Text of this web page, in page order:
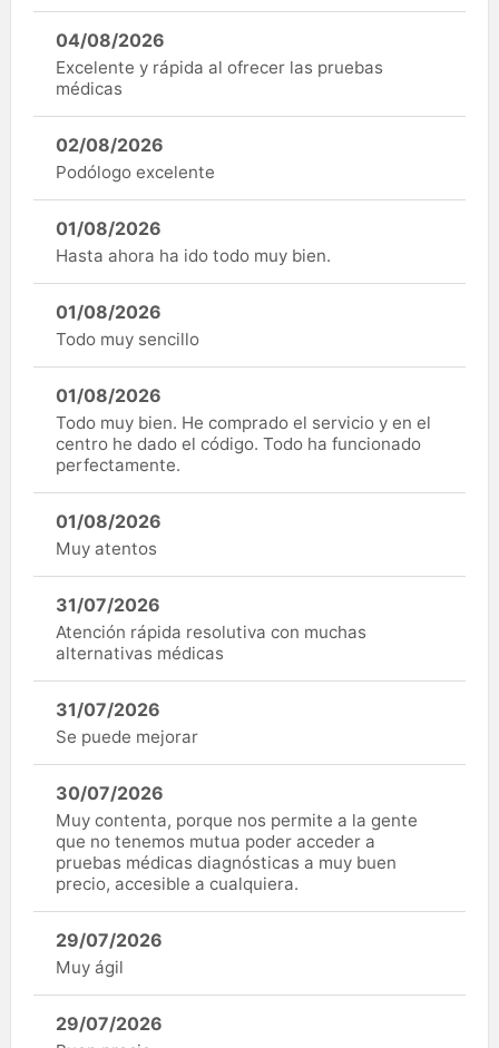
04/08/2026
Excelente y rápida al ofrecer las pruebas
médicas
02/08/2026
Podólogo excelente
01/08/2026
Hasta ahora ha ido todo muy bien.
01/08/2026
Todo muy sencillo
01/08/2026
Todo muy bien. He comprado el servicio y en el
centro he dado el código. Todo ha funcionado
perfectamente.
01/08/2026
Muy atentos
31/07/2026
Atención rápida resolutiva con muchas
alternativas médicas
31/07/2026
Se puede mejorar
30/07/2026
Muy contenta, porque nos permite a la gente
que no tenemos mutua poder acceder a
pruebas médicas diagnósticas a muy buen
precio, accesible a cualquiera.
29/07/2026
Muy ágil
29/07/2026